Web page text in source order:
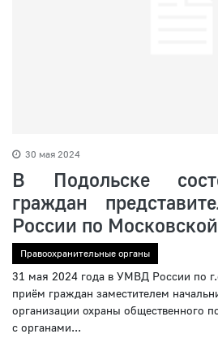
30 мая 2024
В Подольске
граждан
России по
Правоохранительные органы
31 мая 2024 года в УМВД России по
приём граждан заместителем
организации охраны общественного
с органами...